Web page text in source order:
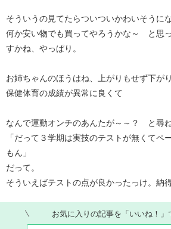
そういうの見てたらついついかわいそうに
何か安い物でも買ってやろうかな～ と思
すかね、やっぱり。
お姉ちゃんのほうはね、上がりもせず下が
保健体育の成績が異常に良くて
なんで運動オンチのあんたが～～？ と尋
「だって３学期は実技のテストが無くてペ
もん」
だって。
そういえばテストの点が良かったっけ。納
お気に入りの記事を「いいね！」